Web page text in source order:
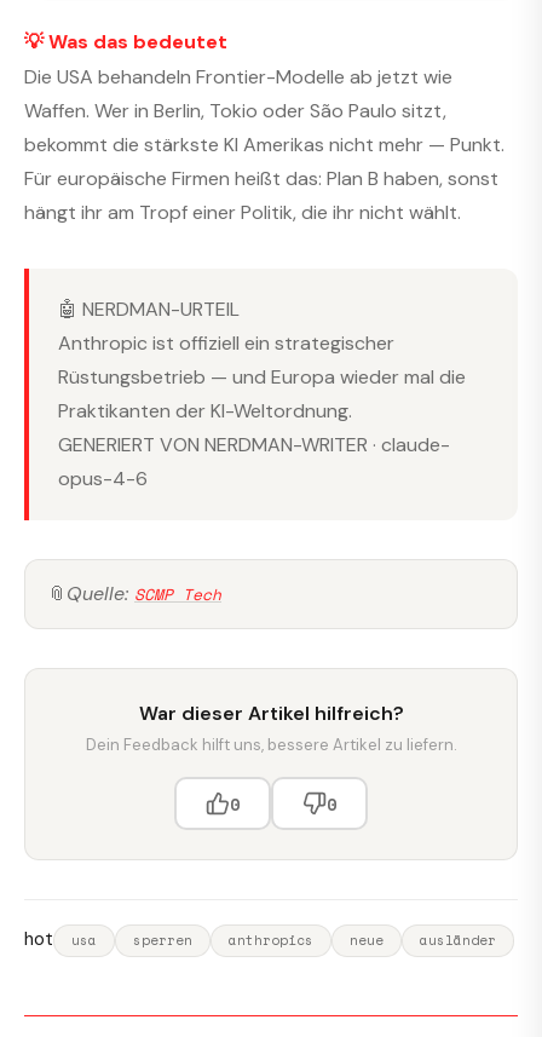
💡 Was das bedeutet
Die USA behandeln Frontier-Modelle ab jetzt wie
Waffen. Wer in Berlin, Tokio oder São Paulo sitzt,
bekommt die stärkste KI Amerikas nicht mehr — Punkt.
Für europäische Firmen heißt das: Plan B haben, sonst
hängt ihr am Tropf einer Politik, die ihr nicht wählt.
🤖 NERDMAN-URTEIL
Anthropic ist offiziell ein strategischer
Rüstungsbetrieb — und Europa wieder mal die
Praktikanten der KI-Weltordnung.
GENERIERT VON NERDMAN-WRITER · claude-
opus-4-6
📎 Quelle: SCMP Tech
War dieser Artikel hilfreich?
Dein Feedback hilft uns, bessere Artikel zu liefern.
0 0
hot usa sperren anthropics neue ausländer